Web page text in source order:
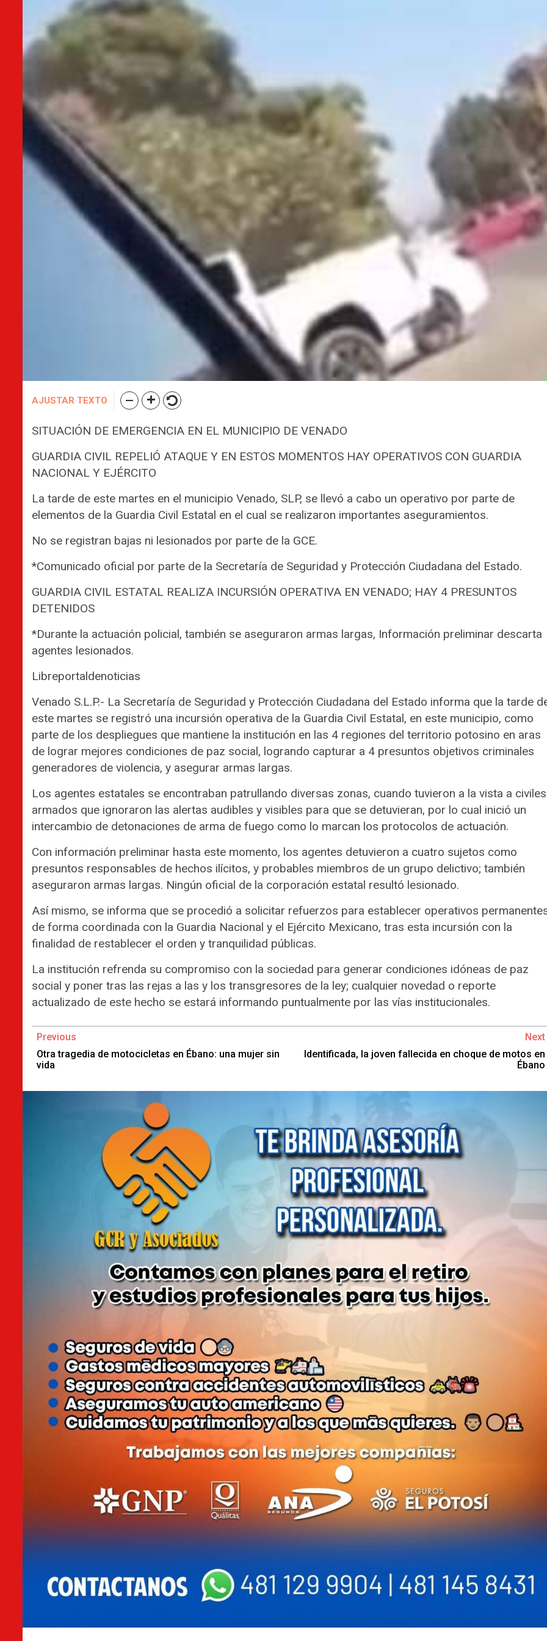
AJUSTAR TEXTO
SITUACIÓN DE EMERGENCIA EN EL MUNICIPIO DE VENADO
GUARDIA CIVIL REPELIÓ ATAQUE Y EN ESTOS MOMENTOS HAY OPERATIVOS CON GUARDIA
NACIONAL Y EJÉRCITO
La tarde de este martes en el municipio Venado, SLP, se llevó a cabo un operativo por parte de
elementos de la Guardia Civil Estatal en el cual se realizaron importantes aseguramientos.
No se registran bajas ni lesionados por parte de la GCE.
*Comunicado oficial por parte de la Secretaría de Seguridad y Protección Ciudadana del Estado.
GUARDIA CIVIL ESTATAL REALIZA INCURSIÓN OPERATIVA EN VENADO; HAY 4 PRESUNTOS
DETENIDOS
*Durante la actuación policial, también se aseguraron armas largas, Información preliminar descarta
agentes lesionados.
Libreportaldenoticias
Venado S.L.P.- La Secretaría de Seguridad y Protección Ciudadana del Estado informa que la tarde
este martes se registró una incursión operativa de la Guardia Civil Estatal, en este municipio, como
parte de los despliegues que mantiene la institución en las 4 regiones del territorio potosino en aras
de lograr mejores condiciones de paz social, logrando capturar a 4 presuntos objetivos criminales
generadores de violencia, y asegurar armas largas.
Los agentes estatales se encontraban patrullando diversas zonas, cuando tuvieron a la vista a civiles
armados que ignoraron las alertas audibles y visibles para que se detuvieran, por lo cual inició un
intercambio de detonaciones de arma de fuego como lo marcan los protocolos de actuación.
Con información preliminar hasta este momento, los agentes detuvieron a cuatro sujetos como
presuntos responsables de hechos ilícitos, y probables miembros de un grupo delictivo; también
aseguraron armas largas. Ningún oficial de la corporación estatal resultó lesionado.
Así mismo, se informa que se procedió a solicitar refuerzos para establecer operativos
de forma coordinada con la Guardia Nacional y el Ejército Mexicano, tras esta incursión con la
finalidad de restablecer el orden y tranquilidad públicas.
La institución refrenda su compromiso con la sociedad para generar condiciones idóneas de paz
social y poner tras las rejas a las y los transgresores de la ley; cualquier novedad o reporte
actualizado de este hecho se estará informando puntualmente por las vías institucionales.
Continue
Reading
Previous
Otra tragedia de motocicletas en Ébano: una mujer sin
vida
Next
Identificada, la joven fallecida en choque de motos en
Ébano